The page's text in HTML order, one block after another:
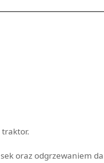
traktor.
oraz odgrzewaniem